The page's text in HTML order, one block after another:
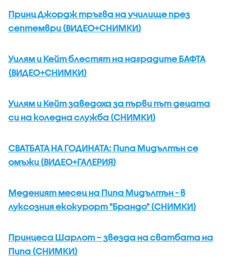
Принц Джордж тръгва на училище през
септември (ВИДЕО+СНИМКИ)
Уилям и Кейт блестят на наградите БАФТА
(ВИДЕО+СНИМКИ)
Уилям и Кейт заведоха за първи път децата
си на коледна служба (СНИМКИ)
СВАТБАТА НА ГОДИНАТА: Пипа Мидълтън се
омъжи (ВИДЕО+ГАЛЕРИЯ)
Меденият месец на Пипа Мидълтън - в
луксозния екокурорт "Брандо" (СНИМКИ)
Принцеса Шарлот – звезда на сватбата на
Пипа (СНИМКИ)